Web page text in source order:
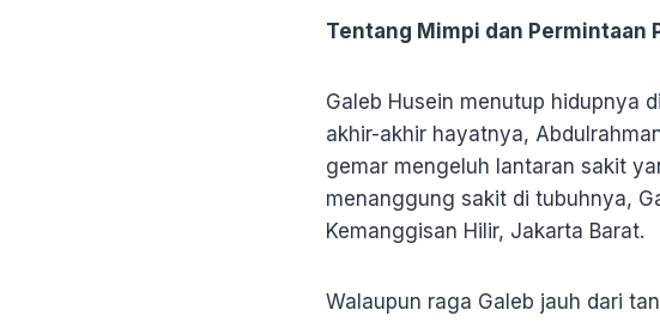
Tentang Mimpi dan Permintaan
Galeb Husein menutup hidupnya
akhir-akhir hayatnya,
gemar mengeluh lantaran sakit
menanggung sakit di tubuhnya,
Kemanggisan Hilir, Jakarta Barat.
Walaupun raga Galeb jauh dari